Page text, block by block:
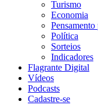
Turismo
Economia
Política
Sorteios
Indicadores
Flagrante Digital
Vídeos
Podcasts
Cadastre-se